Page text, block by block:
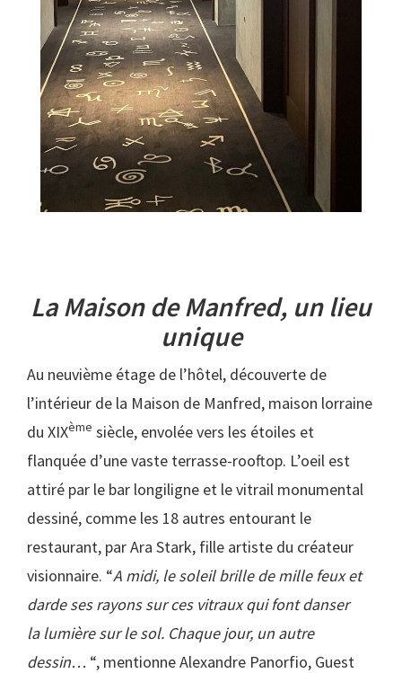
La Maison de Manfred, un lieu
unique
Au neuvième étage de l’hôtel, découverte de
l’intérieur de la Maison de Manfred, maison lorraine
du XIXème siècle, envolée vers les étoiles et
flanquée d’une vaste terrasse-rooftop. L’oeil est
attiré par le bar longiligne et le vitrail monumental
dessiné, comme les 18 autres entourant le
restaurant, par Ara Stark, fille artiste du créateur
visionnaire. “A midi, le soleil brille de mille feux et
darde ses rayons sur ces vitraux qui font danser
la lumière sur le sol. Chaque jour, un autre
dessin… “, mentionne Alexandre Panorfio, Guest